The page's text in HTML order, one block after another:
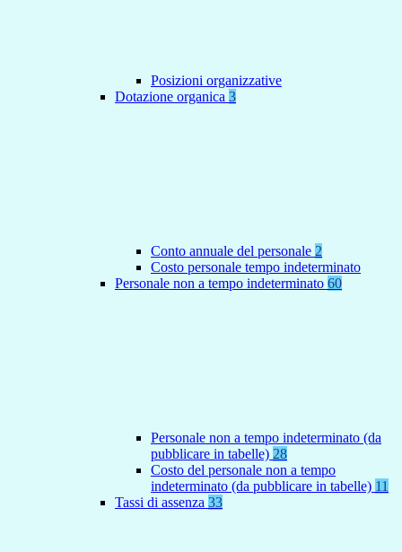
Posizioni organizzative
Dotazione organica 3
Conto annuale del personale 2
Costo personale tempo indeterminato
Personale non a tempo indeterminato 60
Personale non a tempo indeterminato (da
pubblicare in tabelle) 28
Costo del personale non a tempo
indeterminato (da pubblicare in tabelle) 11
Tassi di assenza 33